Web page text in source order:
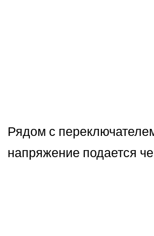
Рядом с
напряжение подается